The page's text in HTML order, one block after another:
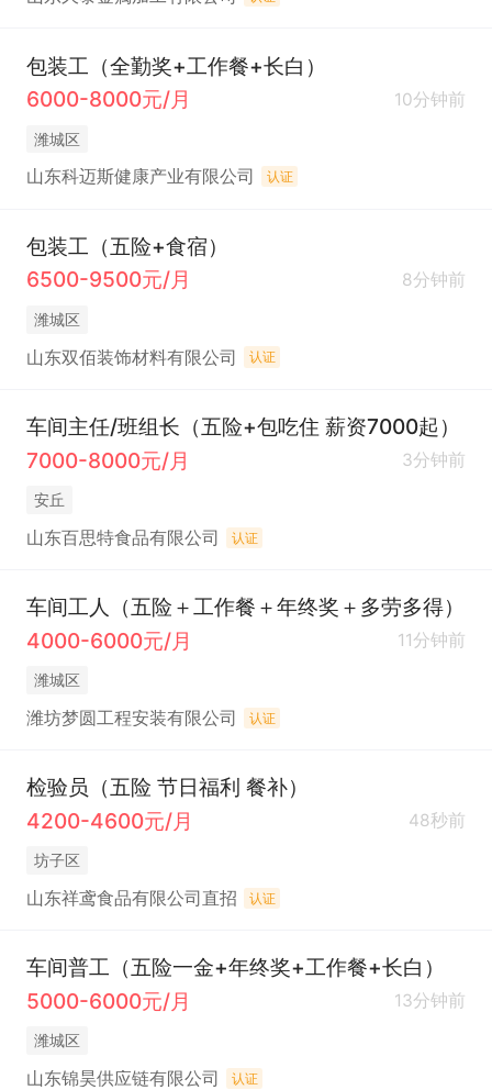
包装工（全勤奖+工作餐+长白）
6000-8000元/月
10分钟前
潍城区
山东科迈斯健康产业有限公司 认证
包装工（五险+食宿）
6500-9500元/月
8分钟前
潍城区
山东双佰装饰材料有限公司 认证
车间主任/班组长（五险+包吃住 薪资7000起）
7000-8000元/月
3分钟前
安丘
山东百思特食品有限公司 认证
车间工人（五险＋工作餐＋年终奖＋多劳多得）
4000-6000元/月
11分钟前
潍城区
潍坊梦圆工程安装有限公司 认证
检验员（五险 节日福利 餐补）
4200-4600元/月
48秒前
坊子区
山东祥鸢食品有限公司直招 认证
车间普工（五险一金+年终奖+工作餐+长白）
5000-6000元/月
13分钟前
潍城区
山东锦昊供应链有限公司 认证